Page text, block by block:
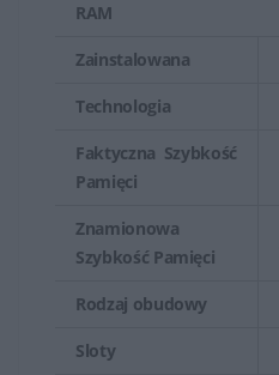
RAM
Zainstalowana
Technologia
Faktyczna Szybkość
Pamięci
Znamionowa
Szybkość Pamięci
Rodzaj obudowy
Sloty